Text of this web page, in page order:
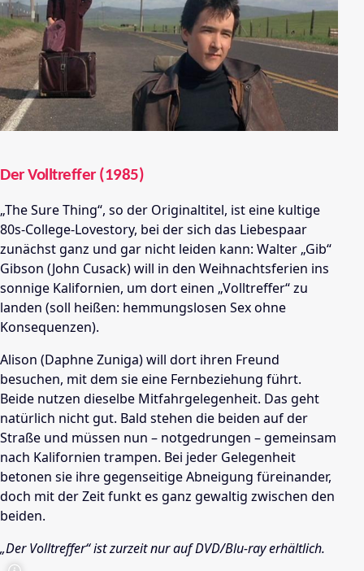
Der Volltreffer (1985)
„The Sure Thing“, so der Originaltitel, ist eine kultige
80s-College-Lovestory, bei der sich das Liebespaar
zunächst ganz und gar nicht leiden kann: Walter „Gib“
Gibson (John Cusack) will in den Weihnachtsferien ins
sonnige Kalifornien, um dort einen „Volltreffer“ zu
landen (soll heißen: hemmungslosen Sex ohne
Konsequenzen).
Alison (Daphne Zuniga) will dort ihren Freund
besuchen, mit dem sie eine Fernbeziehung führt.
Beide nutzen dieselbe Mitfahrgelegenheit. Das geht
natürlich nicht gut. Bald stehen die beiden auf der
Straße und müssen nun – notgedrungen – gemeinsam
nach Kalifornien trampen. Bei jeder Gelegenheit
betonen sie ihre gegenseitige Abneigung füreinander,
doch mit der Zeit funkt es ganz gewaltig zwischen den
beiden.
„Der Volltreffer“ ist zurzeit nur auf DVD/Blu-ray erhältlich.